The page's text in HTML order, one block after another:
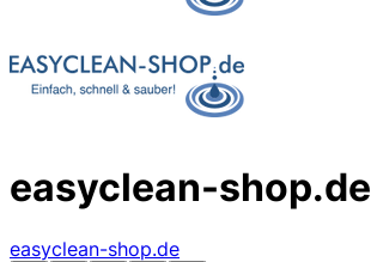
easyclean-shop.de
easyclean-shop.de